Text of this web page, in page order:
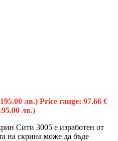
лв.) Price range: 97.66 €
лв.)
Сити 3005 е изработен от
на скрина може да бъде